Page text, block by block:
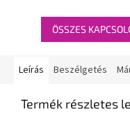
ÖSSZES
Leírás Beszélgetés
Termék részletes